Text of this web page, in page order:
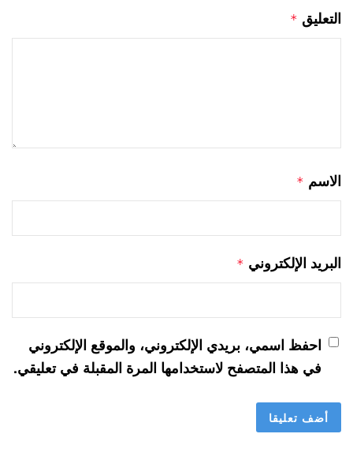
التعليق *
الاسم *
البريد الإلكتروني *
احفظ اسمي، بريدي الإلكتروني، والموقع الإلكتروني
في هذا المتصفح لاستخدامها المرة المقبلة في تعليقي.